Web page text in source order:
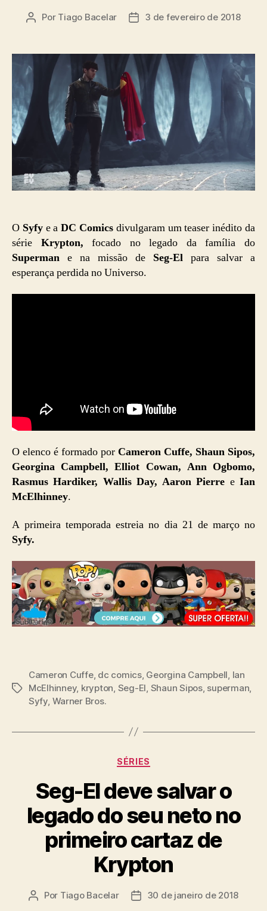
Autor
Por Tiago Bacelar
Data3 de fevereiro de 2018
O Syfye aDC Comics divulgaram um teaser inédito da
série Krypton, focado no legado da família do
Superman e na missão de Seg-El para salvar a
esperança perdida no Universo.
O elenco é formado por Cameron Cuffe, Shaun Sipos,
Georgina Campbell, Elliot Cowan, Ann Ogbomo,
Rasmus Hardiker, Wallis Day, Aaron Pierre eIan
McElhinney.
A primeira temporada estreia no dia 21 de março no
Syfy.
Tags
Cameron Cuffe, dc comics, Georgina Campbell Ian
McElhinney, krypton Seg-El Shaun Sipos, superman
Syfy Warner Bros.
Categorias
SÉRIES
Seg-El deve salvar o
legado do seu neto no
primeiro cartaz de
Krypton
Autor
Por Tiago Bacelar
Data30 de janeiro de 2018